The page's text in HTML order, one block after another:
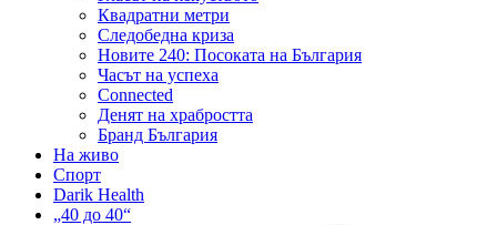
Квадратни метри
Следобедна криза
Новите 240: Посоката на България
Часът на успеха
Connected
Денят на храбростта
Бранд България
На живо
Спорт
Darik Health
„40 до 40“